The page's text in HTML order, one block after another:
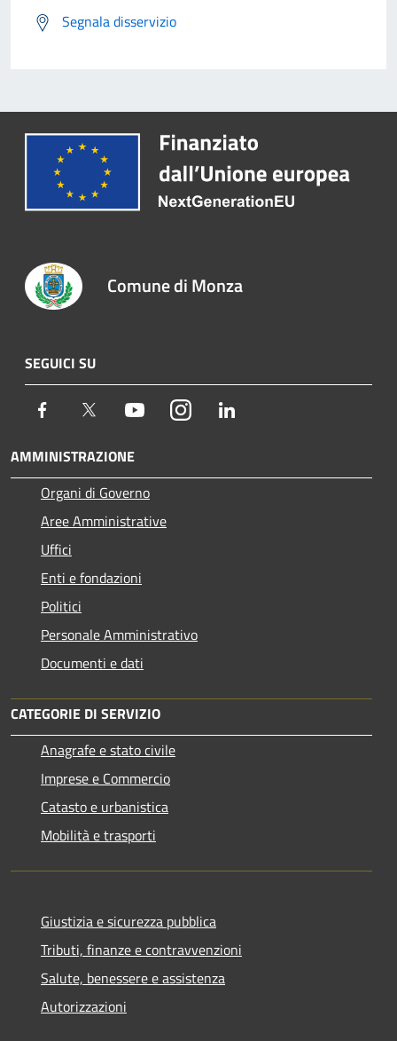
Segnala disservizio
Comune di Monza
SEGUICI SU
Facebook Twitter YoutubeInstagram
AMMINISTRAZIONE
Organi di Governo
Aree Amministrative
Uffici
Enti e fondazioni
Politici
Personale Amministrativo
Documenti e dati
CATEGORIE DI SERVIZIO
Anagrafe e stato civile
Imprese e Commercio
Catasto e urbanistica
Mobilità e trasporti
Giustizia e sicurezza pubblica
Tributi, finanze e contravvenzioni
Salute, benessere e assistenza
Autorizzazioni